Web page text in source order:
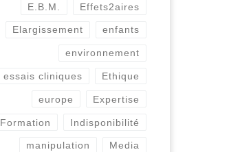
E.B.M. Effets2aires
Elargissement enfants
environnement
essais cliniques Ethique
europe Expertise
Formation Indisponibilité
manipulation Media